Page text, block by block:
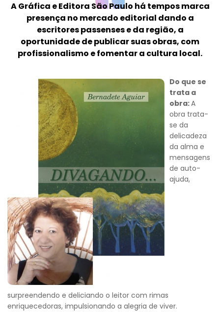
A Gráfica e Editora São Paulo há tempos marca
presença no mercado editorial dando a
escritores passenses e da região, a
oportunidade de publicar suas obras, com
profissionalismo e fomentar a cultura local.
Do que se
trata a
obra:A
obra trata-
se da
delicadeza
da alma e
mensagens
de auto-
ajuda,
surpreendendo e deliciando o leitor com rimas
enriquecedoras, impulsionando a alegria de viver.